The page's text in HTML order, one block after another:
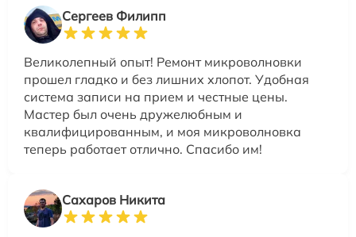
Сергеев Филипп
Великолепный опыт! Ремонт микроволновки
прошел гладко и без лишних хлопот. Удобная
система записи на прием и честные цены.
Мастер был очень дружелюбным и
квалифицированным, и моя микроволновка
теперь работает отлично. Спасибо им!
Сахаров Никита